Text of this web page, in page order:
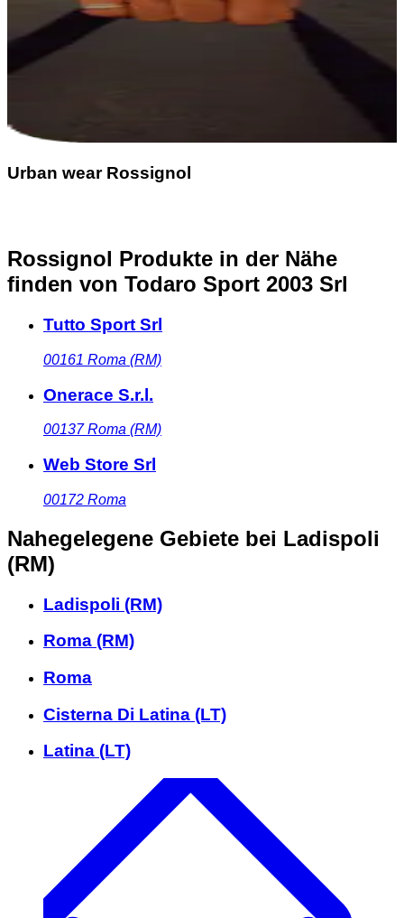
Urban wear Rossignol
Rossignol Produkte in der Nähe
finden von Todaro Sport 2003 Srl
Tutto Sport Srl
00161 Roma (RM)
Onerace S.r.l.
00137 Roma (RM)
Web Store Srl
00172 Roma
Nahegelegene Gebiete bei Ladispoli
(RM)
Ladispoli (RM)
Roma (RM)
Roma
Cisterna Di Latina (LT)
Latina (LT)